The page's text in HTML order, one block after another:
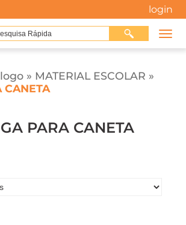
login
» MATERIAL ESCOLAR »
CANETA
PARA CANETA